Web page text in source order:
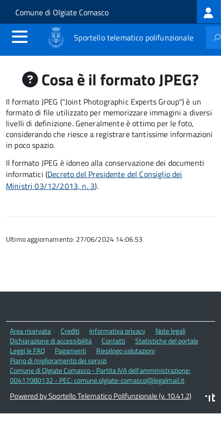
Salta al contenuto principale
Skip to site navigation
Comune di Olgiate Comasco
Sportello telematico polifunzionale
Cosa è il formato JPEG?
Il formato JPEG ("Joint Photographic Experts Group") è un
formato di file utilizzato per memorizzare immagini a diversi
livelli di definizione. Generalmente è ottimo per le foto,
considerando che riesce a registrare tantissime informazioni
in poco spazio.
Il formato JPEG è idoneo alla conservazione dei documenti
informatici (Decreto del Presidente del Consiglio dei
Ministri 03/12/2013, n. 3).
Ultimo aggiornamento: 27/06/2024 14:06.53
Area riservata Crediti Informativa privacy
Note legali
Dichiarazione di accessibilità
Contatti
Statistiche del portale
Leggi le FAQ
Pagamenti
Riepilogo valutazioni
Piano di miglioramento dei servizi
Comune di Olgiate Comasco - Partita IVA dell'amministrazione:
00417080132 - PEC: comune.olgiate-comasco@legalmail.it
Powered by Sportello Telematico Polifunzionale (v. 10.41.2)